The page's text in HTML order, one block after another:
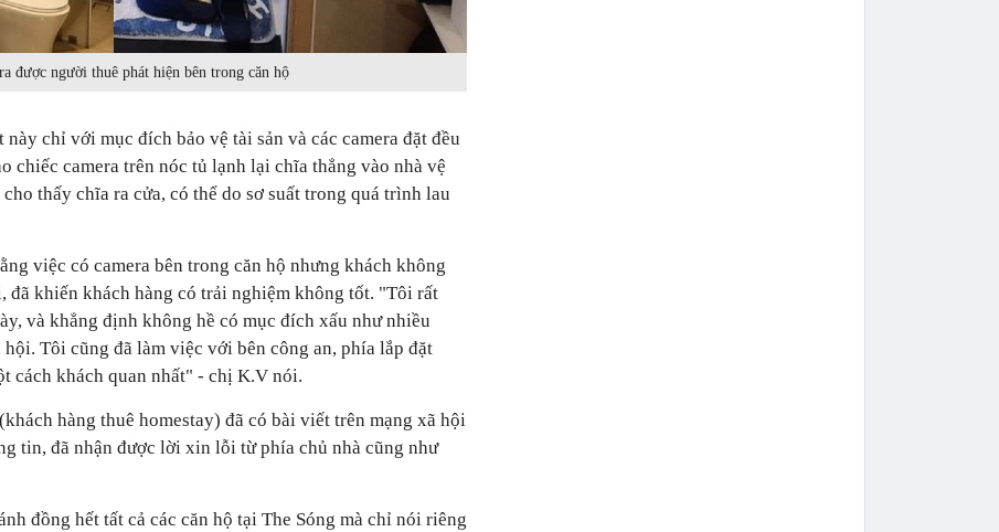
được người thuê phát hiện bên trong căn hộ
chỉ với mục đích bảo vệ tài sản và các camera đặt đều
chiếc camera trên nóc tủ lạnh lại chĩa thẳng vào nhà vệ
thấy chĩa ra cửa, có thể do sơ suất trong quá trình lau
việc có camera bên trong căn hộ nhưng khách không
đã khiến khách hàng có trải nghiệm không tốt. "Tôi rất
và khẳng định không hề có mục đích xấu như nhiều
Tôi cũng đã làm việc với bên công an, phía lắp đặt
cách khách quan nhất" - chị K.V nói.
hàng thuê homestay) đã có bài viết trên mạng xã hội
tin, đã nhận được lời xin lỗi từ phía chủ nhà cũng như
đồng hết tất cả các căn hộ tại The Sóng mà chỉ nói riêng